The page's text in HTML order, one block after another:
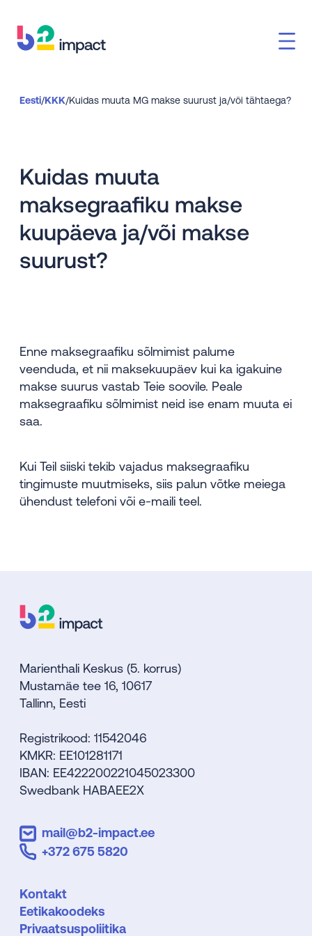
Eesti/KKK/Kuidas muuta MG makse suurust ja/või tähtaega?
Kuidas muuta
maksegraafiku makse
kuupäeva ja/või makse
suurust?
Enne maksegraafiku sõlmimist palume
veenduda, et nii maksekuupäev kui ka igakuine
makse suurus vastab Teie soovile. Peale
maksegraafiku sõlmimist neid ise enam muuta ei
saa.
Kui Teil siiski tekib vajadus maksegraafiku
tingimuste muutmiseks, siis palun võtke meiega
ühendust telefoni või e-maili teel.
Marienthali Keskus (5. korrus)
Mustamäe tee 16, 10617
Tallinn, Eesti
Registrikood: 11542046
KMKR: EE101281171
IBAN: EE422200221045023300
Swedbank HABAEE2X
mail@b2-impact.ee
+372 675 5820
Kontakt
Eetikakoodeks
Privaatsuspoliitika